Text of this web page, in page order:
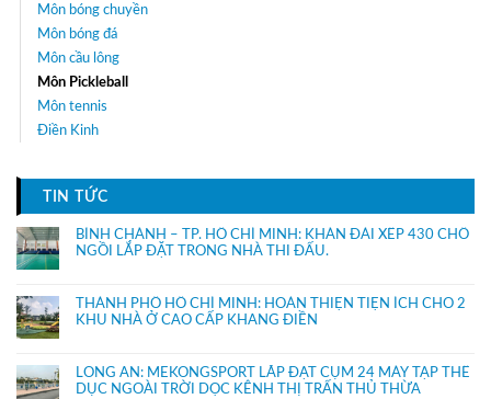
Môn bóng chuyền
Môn bóng đá
Môn cầu lông
Môn Pickleball
Môn tennis
Điền Kinh
TIN TỨC
BÌNH CHÁNH – TP. HỒ CHÍ MINH: KHÁN ĐÀI XẾP 430 CHỔ
NGỒI LẮP ĐẶT TRONG NHÀ THI ĐẤU.
THÀNH PHỐ HỒ CHÍ MINH: HOÀN THIỆN TIỆN ÍCH CHO 2
KHU NHÀ Ở CAO CẤP KHANG ĐIỀN
LONG AN: MEKONGSPORT LẮP ĐẶT CỤM 24 MÁY TẬP THỂ
DỤC NGOÀI TRỜI DỌC KÊNH THỊ TRẤN THỦ THỪA